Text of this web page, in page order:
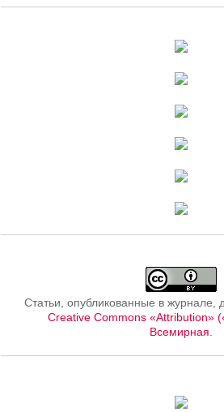
Статьи, опубликованные в журнале,
Creative Commons «Attribution»
Всемирная.